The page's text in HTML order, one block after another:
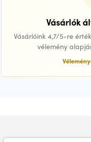
Vásárlók
Vásárlóink 4,7/5-re
vélemény